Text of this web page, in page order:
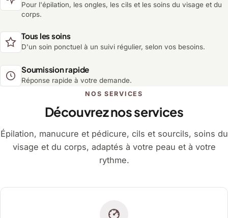
Pour l'épilation, les ongles, les cils et les soins du visage et du
corps.
Tous les soins
D'un soin ponctuel à un suivi régulier, selon vos besoins.
Soumission rapide
Réponse rapide à votre demande.
NOS SERVICES
Découvrez nos services
Épilation, manucure et pédicure, cils et sourcils, soins du
visage et du corps, adaptés à votre peau et à votre
rythme.